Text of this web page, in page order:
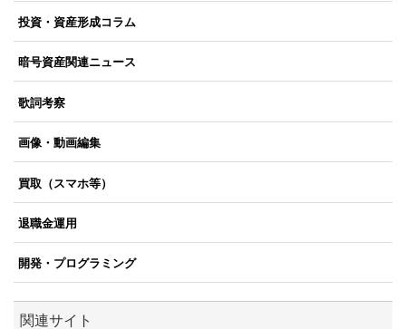
投資・資産形成コラム
暗号資産関連ニュース
歌詞考察
画像・動画編集
買取（スマホ等）
退職金運用
開発・プログラミング
関連サイト